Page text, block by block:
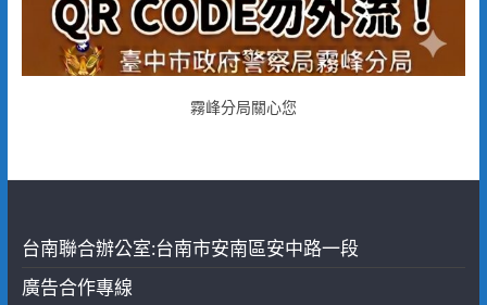
霧峰分局關心您
台南聯合辦公室:台南市安南區安中路一段
廣告合作專線